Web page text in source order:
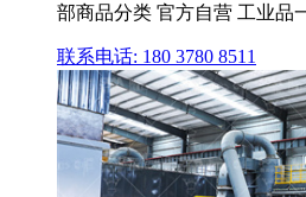
部商品分类 官方自营 工业品
联系电话: 180 3780 8511